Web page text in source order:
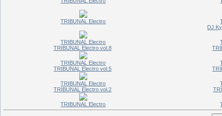
TRIBUNAL Electro
TRIBUNAL Electro
DJ
TRIBUNAL Electro vol.8
TRIBUNAL Electro
TRIBUNAL Electro vol.5
TRIBUNAL Electro
TRIBUNAL Electro vol.2
TRIBUNAL Electro